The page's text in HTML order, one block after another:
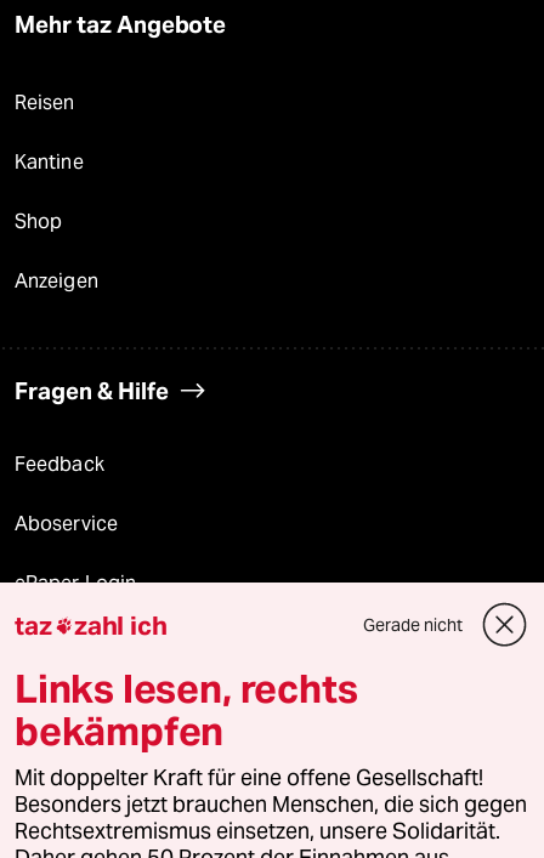
Mehr taz Angebote
Reisen
Kantine
Shop
Anzeigen
Fragen & Hilfe
Feedback
Aboservice
ePaper Login
Downloads für Abonnierende
© 2026 taz Verlags und Vertriebs GmbH
Alle Rechte vorbehalten. Bei rechtlichen Fragen oder für Genehmigungen
wenden Sie sich bitte an lizenzen@taz.de
taz zahl ich Gerade nicht
Links lesen, rechts
bekämpfen
Mit doppelter Kraft für eine offene Gesellschaft!
Besonders jetzt brauchen Menschen, die sich gegen
Rechtsextremismus einsetzen, unsere Solidarität.